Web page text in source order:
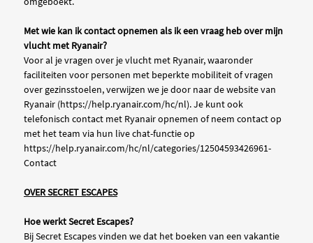
Met wie kan ik contact opnemen als ik een vraag heb over mijn
vlucht met Ryanair?
Voor al je vragen over je vlucht met Ryanair, waaronder
faciliteiten voor personen met beperkte mobiliteit of vragen
over gezinsstoelen, verwijzen we je door naar de website van
Ryanair (https://help.ryanair.com/hc/nl). Je kunt ook
telefonisch contact met Ryanair opnemen of neem contact op
met het team via hun live chat-functie op
https://help.ryanair.com/hc/nl/categories/12504593426961-
Contact
OVER SECRET ESCAPES
Hoe werkt Secret Escapes?
Bij Secret Escapes vinden we dat het boeken van een vakantie